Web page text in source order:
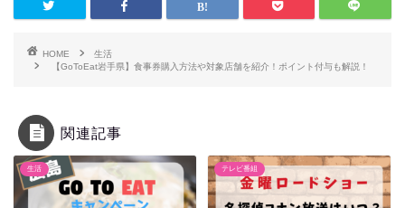
HOME
生活
【GoToEat岩手県】食事券購入方法や対象店舗を紹介！ポイント付与も解説！
関連記事
生活 テレビ番組